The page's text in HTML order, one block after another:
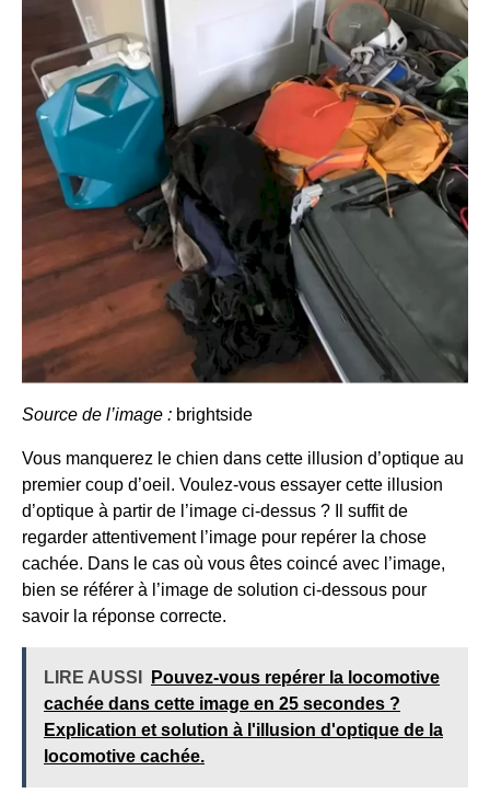
Source de l’image : brightside
Vous manquerez le chien dans cette illusion d’optique au
premier coup d’oeil. Voulez-vous essayer cette illusion
d’optique à partir de l’image ci-dessus ? Il suffit de
regarder attentivement l’image pour repérer la chose
cachée. Dans le cas où vous êtes coincé avec l’image,
bien se référer à l’image de solution ci-dessous pour
savoir la réponse correcte.
LIRE AUSSI
Pouvez-vous repérer la locomotive
cachée dans cette image en 25 secondes ?
Explication et solution à l'illusion d'optique de la
locomotive cachée.